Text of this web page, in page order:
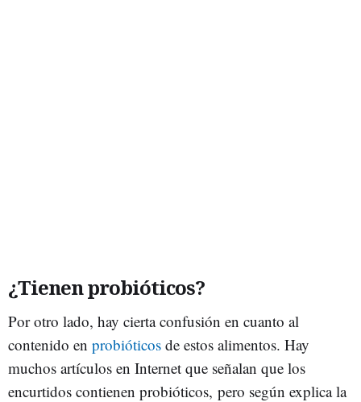
¿Tienen probióticos?
Por otro lado, hay cierta confusión en cuanto al
contenido en probióticos de estos alimentos. Hay
muchos artículos en Internet que señalan que los
encurtidos contienen probióticos, pero según explica la